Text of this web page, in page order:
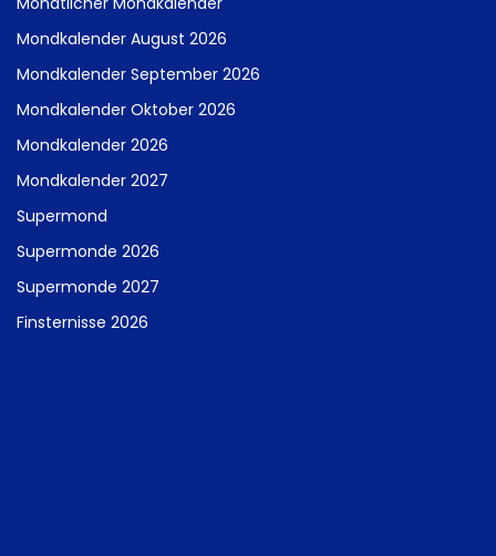
Mondkalender August 2026
Mondkalender September 2026
Mondkalender Oktober 2026
Mondkalender 2026
Mondkalender 2027
Supermond
Supermonde 2026
Supermonde 2027
Finsternisse 2026